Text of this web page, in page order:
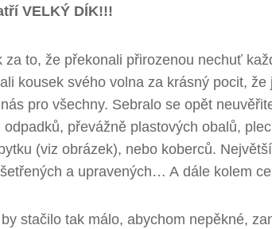
VELKÝ DÍK!!!
za to, že překonali přirozenou nechuť
kousek svého volna za krásný pocit,
pro všechny. Sebralo se opět
odpadků, převážně plastových obalů,
(viz obrázek), nebo koberců.
a upravených… A dále kolem
stačilo tak málo, abychom nepěkné,